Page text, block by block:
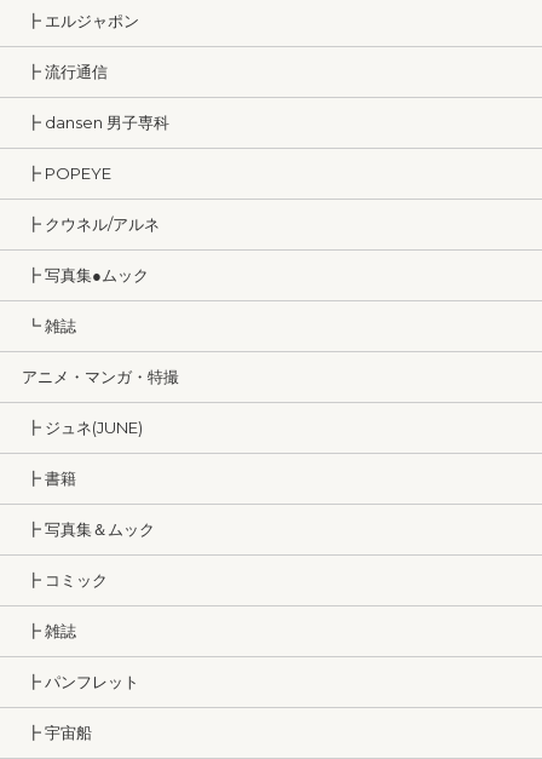
┣ エルジャポン
┣ 流行通信
┣ dansen 男子専科
┣ POPEYE
┣ クウネル/アルネ
┣ 写真集●ムック
┗ 雑誌
アニメ・マンガ・特撮
┣ ジュネ(JUNE)
┣ 書籍
┣ 写真集＆ムック
┣ コミック
┣ 雑誌
┣ パンフレット
┣ 宇宙船